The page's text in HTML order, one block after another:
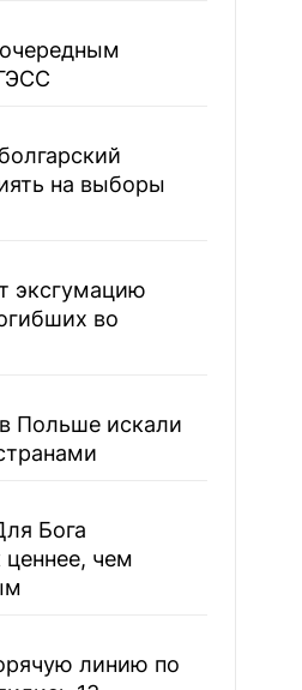
на выборы
эксгумацию
во
Польше искали
Бога
чем
линию по